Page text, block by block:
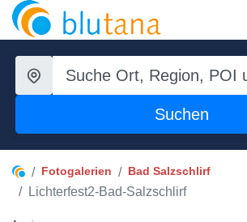
Suchen
Fotogalerien Bad Salzschlirf
Lichterfest2-Bad-Salzschlirf